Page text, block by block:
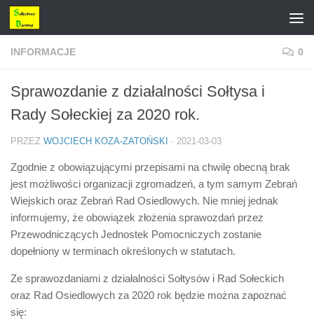
Przejdź do treści
INFORMACJE 0
Sprawozdanie z działalności Sołtysa i
Rady Sołeckiej za 2020 rok.
PRZEZ WOJCIECH KOZA-ZATOŃSKI · 2021-03-03
Zgodnie z obowiązującymi przepisami na chwilę obecną brak
jest możliwości organizacji zgromadzeń, a tym samym Zebrań
Wiejskich oraz Zebrań Rad Osiedlowych. Nie mniej jednak
informujemy, że obowiązek złożenia sprawozdań przez
Przewodniczących Jednostek Pomocniczych zostanie
dopełniony w terminach określonych w statutach.
Ze sprawozdaniami z działalności Sołtysów i Rad Sołeckich
oraz Rad Osiedlowych za 2020 rok będzie można zapoznać
się: